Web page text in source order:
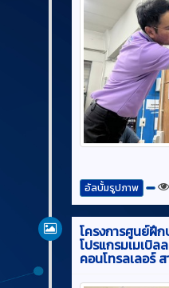
อัลบั้มรูปภาพ
โครงการศูนย์ฝึ
โปรแกรมเมเบิล
คอนโทรลเลอร์